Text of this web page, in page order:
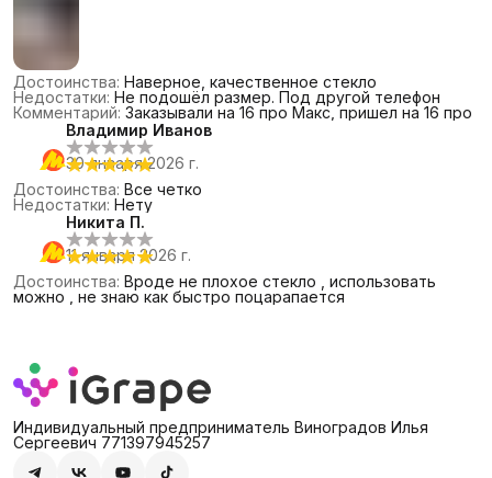
Достоинства: Наверное, качественное стекло
Недостатки: Не подошёл размер. Под другой телефон
Комментарий: Заказывали на 16 про Макс, пришел на 16 про
Владимир Иванов
30 января 2026 г.
Достоинства: Все четко
Недостатки: Нету
Никита П.
11 января 2026 г.
Достоинства: Вроде не плохое стекло , использовать
можно , не знаю как быстро поцарапается
Индивидуальный предприниматель Виноградов Илья
Сергеевич 771397945257